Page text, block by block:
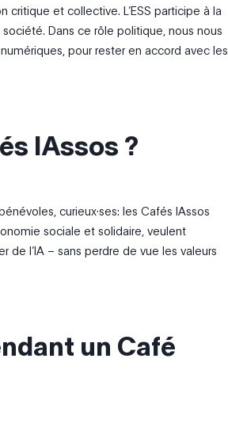
critique et collective. L’ESS participe à la
Dans ce rôle politique, nous nous
pour rester en accord avec les
IAssos ?
curieux·ses: les Cafés IAssos
sociale et solidaire, veulent
de l’IA – sans perdre de vue les valeurs
un Café